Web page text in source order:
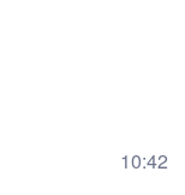
10:42